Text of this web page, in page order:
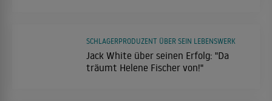
Jack White über seinen Erfolg: "Da
träumt Helene Fischer von!"
SCHLAGERPRODUZENT ÜBER SEIN LEBENSWERK